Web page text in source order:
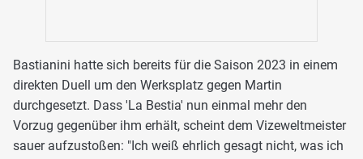
Bastianini hatte sich bereits für die Saison 2023 in einem
direkten Duell um den Werksplatz gegen Martin
durchgesetzt. Dass 'La Bestia' nun einmal mehr den
Vorzug gegenüber ihm erhält, scheint dem Vizeweltmeister
sauer aufzustoßen: "Ich weiß ehrlich gesagt nicht, was ich